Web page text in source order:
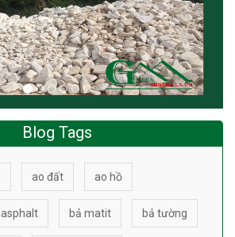
Blog Tags
ao đất ao hồ
asphalt bả matit bả tường